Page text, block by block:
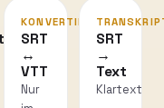
KONVERTIEREN
SRT
↔
VTT
Nur
SRT
→
Text
Klartext